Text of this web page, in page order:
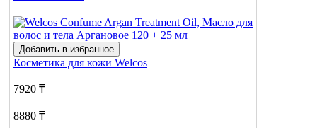
Добавить в избранное
Косметика для кожи Welcos
7920 ₸
8880 ₸